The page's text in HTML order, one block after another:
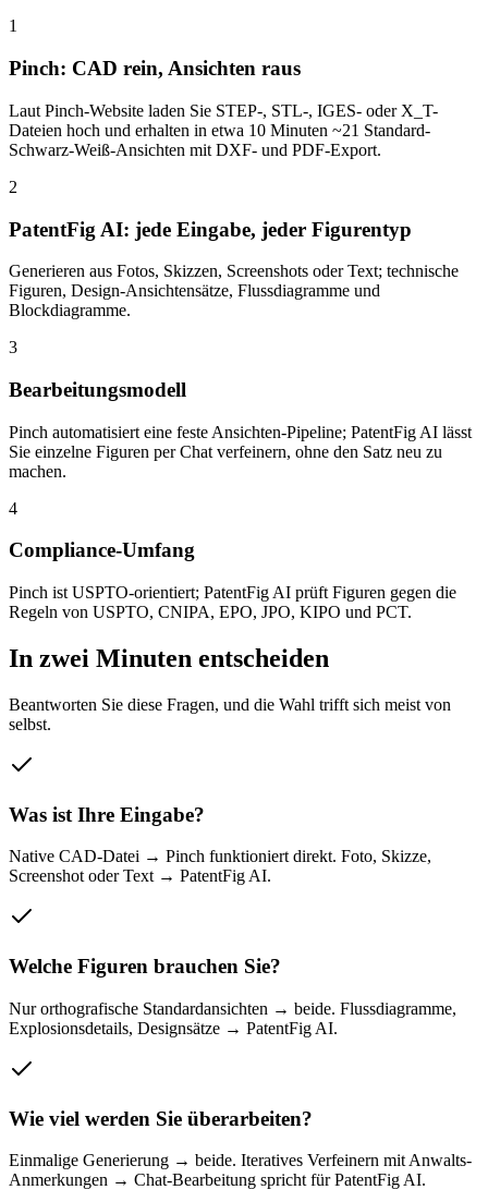
1
Pinch: CAD rein, Ansichten raus
Laut Pinch-Website laden Sie STEP-, STL-, IGES- oder X_T-
Dateien hoch und erhalten in etwa 10 Minuten ~21 Standard-
Schwarz-Weiß-Ansichten mit DXF- und PDF-Export.
2
PatentFig AI: jede Eingabe, jeder Figurentyp
Generieren aus Fotos, Skizzen, Screenshots oder Text; technische
Figuren, Design-Ansichtensätze, Flussdiagramme und
Blockdiagramme.
3
Bearbeitungsmodell
Pinch automatisiert eine feste Ansichten-Pipeline; PatentFig AI lässt
Sie einzelne Figuren per Chat verfeinern, ohne den Satz neu zu
machen.
4
Compliance-Umfang
Pinch ist USPTO-orientiert; PatentFig AI prüft Figuren gegen die
Regeln von USPTO, CNIPA, EPO, JPO, KIPO und PCT.
In zwei Minuten entscheiden
Beantworten Sie diese Fragen, und die Wahl trifft sich meist von
selbst.
Was ist Ihre Eingabe?
Native CAD-Datei → Pinch funktioniert direkt. Foto, Skizze,
Screenshot oder Text → PatentFig AI.
Welche Figuren brauchen Sie?
Nur orthografische Standardansichten → beide. Flussdiagramme,
Explosionsdetails, Designsätze → PatentFig AI.
Wie viel werden Sie überarbeiten?
Einmalige Generierung → beide. Iteratives Verfeinern mit Anwalts-
Anmerkungen → Chat-Bearbeitung spricht für PatentFig AI.